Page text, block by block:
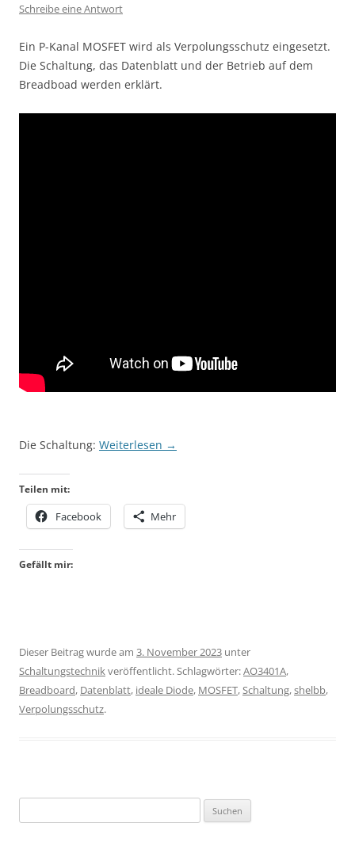
Schreibe eine Antwort
Ein P-Kanal MOSFET wird als Verpolungsschutz eingesetzt.
Die Schaltung, das Datenblatt und der Betrieb auf dem
Breadboad werden erklärt.
Die Schaltung: Weiterlesen →
Teilen mit:
Facebook Mehr
Gefällt mir:
Dieser Beitrag wurde am 3. November 2023 unter
Schaltungstechnikveröffentlicht. Schlagwörter:AO3401A,
Breadboard, Datenblatt, ideale Diode, MOSFET,Schaltung,shelbb,
Verpolungsschutz.
nach: